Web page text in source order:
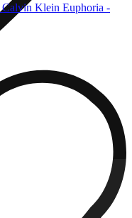
Calvin Klein Euphoria -